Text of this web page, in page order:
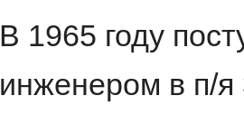
В 1965 году
инженером в п/я